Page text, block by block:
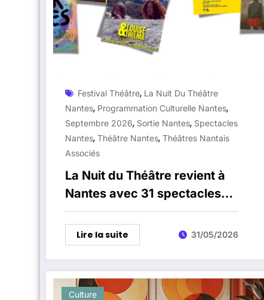
Festival Théâtre, La Nuit Du Théâtre
Nantes, Programmation Culturelle Nantes,
Septembre 2026, Sortie Nantes, Spectacles
Nantes, Théâtre Nantes, Théâtres Nantais
Associés
La Nuit du Théâtre revient à
Nantes avec 31 spectacles
dans 13 salles
Lire la suite 31/05/2026
Culture